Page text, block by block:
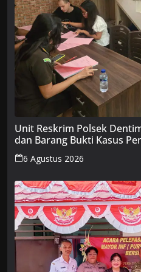
Unit Reskrim Polsek
dan Barang Bukti Kasus
Negeri Denpasar
6 Agustus 2026